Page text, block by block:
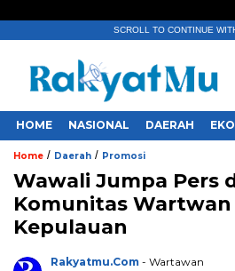
SCROLL TO CONTINUE
HOME NASIONAL DAERAH
Home / Daerah / Promosi
Wawali Jumpa Pers
Komunitas
Kepulauan
Rakyatmu.com - Wartawan